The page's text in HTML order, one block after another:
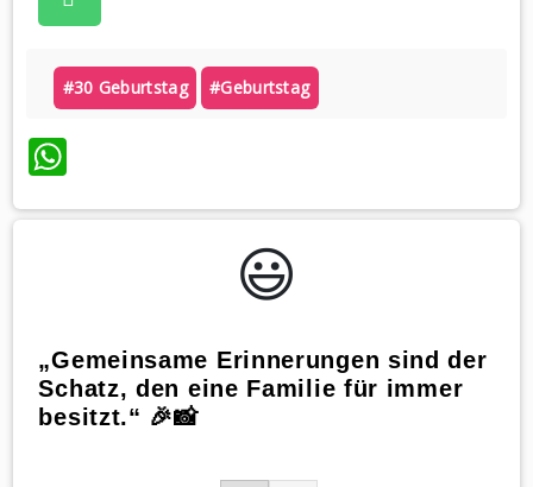
#30 Geburtstag #geburtstag
WhatsApp
😃️
„Gemeinsame Erinnerungen sind der
Schatz, den eine Familie für immer
besitzt.“ 🎉📸